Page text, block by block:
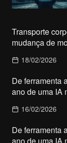
Transporte
mudança de
18/02/2026
De ferramenta
ano de uma IA
16/02/2026
De ferramenta